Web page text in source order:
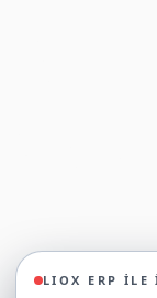
LIOX ERP ILE
29 yıllık
yaparak,